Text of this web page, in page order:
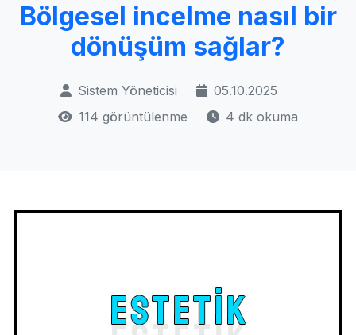
Bölgesel incelme nasıl bir
dönüşüm sağlar?
Sistem Yöneticisi
05.10.2025
114 görüntülenme
4 dk okuma